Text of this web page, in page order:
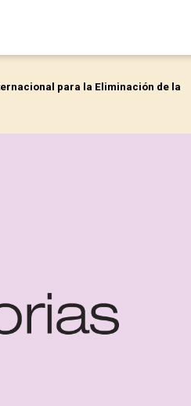
para la Eliminación de la